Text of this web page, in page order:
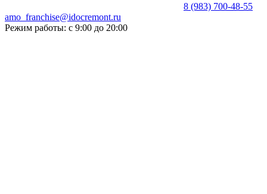
8 (983) 700-48-55
amo_franchise@idocremont.ru
Режим работы: с 9:00 до 20:00